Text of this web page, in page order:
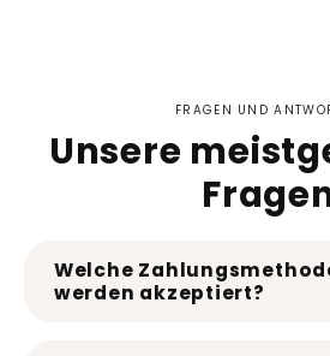
FRAGEN UND
Unsere
Welche
werden akzeptiert?